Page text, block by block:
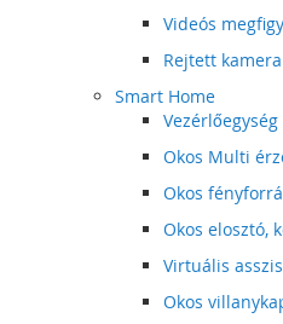
Videós
Rejtett kamera
Smart Home
Vezérlőegység
Okos Multi
Okos
Okos elosztó,
Virtuális
Okos